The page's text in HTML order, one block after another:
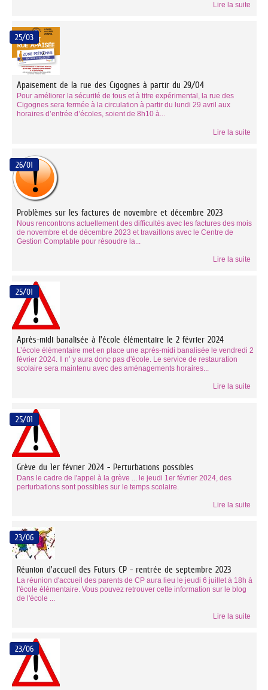
Lire la suite
25/03
Apaisement de la rue des Cigognes à partir du 29/04
Pour améliorer la sécurité de tous et à titre expérimental, la rue des
Cigognes sera fermée à la circulation à partir du lundi 29 avril aux
horaires d’entrée d’écoles, soient de 8h10 à...
Lire la suite
26/01
Problèmes sur les factures de novembre et décembre 2023
Nous rencontrons actuellement des difficultés avec les factures des mois
de novembre et de décembre 2023 et travaillons avec le Centre de
Gestion Comptable pour résoudre la...
Lire la suite
25/01
Après-midi banalisée à l'école élémentaire le 2 février 2024
L’école élémentaire met en place une après-midi banalisée le vendredi 2
février 2024. Il n’ y aura donc pas d'école. Le service de restauration
scolaire sera maintenu avec des aménagements horaires...
Lire la suite
25/01
Grève du 1er février 2024 - Perturbations possibles
Dans le cadre de l'appel à la grève ... le jeudi 1er février 2024, des
perturbations sont possibles sur le temps scolaire.
Lire la suite
23/06
Réunion d'accueil des Futurs CP - rentrée de septembre 2023
La réunion d'accueil des parents de CP aura lieu le jeudi 6 juillet à 18h à
l'école élémentaire. Vous pouvez retrouver cette information sur le blog
de l'école ...
Lire la suite
23/06